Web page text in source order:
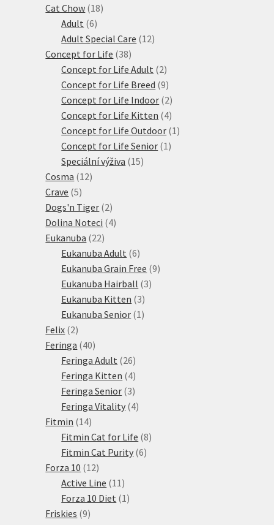
Cat Chow 1818
Adult 66
produktů
Adult Special Care 1212
Concept for Life 3838
produktů
Concept for Life Adult 22
produkty
Concept for Life Breed 99
produktů
Concept for Life Indoor 22
produkty
Concept for Life Kitten 44
produkty
Concept for Life Outdoor 1 1
Concept for Life Senior 1 1
Speciální výživa 1515
Cosma 1212
Crave 55
produktů
Dogs'n Tiger 22
produkty
Dolina Noteci 44
Eukanuba 2222
produktů
Eukanuba Adult 66
produktů
Eukanuba Grain Free 99
Eukanuba Hairball 33
Eukanuba Kitten 33
produkty
Eukanuba Senior 1 1
Felix 22
produkty
Feringa 4040
produktů
Feringa Adult 2626
produktů
Feringa Kitten 44
produkty
Feringa Senior 33
produkty
Feringa Vitality 44
Fitmin 1414
produktů
Fitmin Cat for Life 88
Fitmin Cat Purity 66
Forza 10 1212
produktů
Active Line 11 11
produktů
Forza 10 Diet 1 1
Friskies 99